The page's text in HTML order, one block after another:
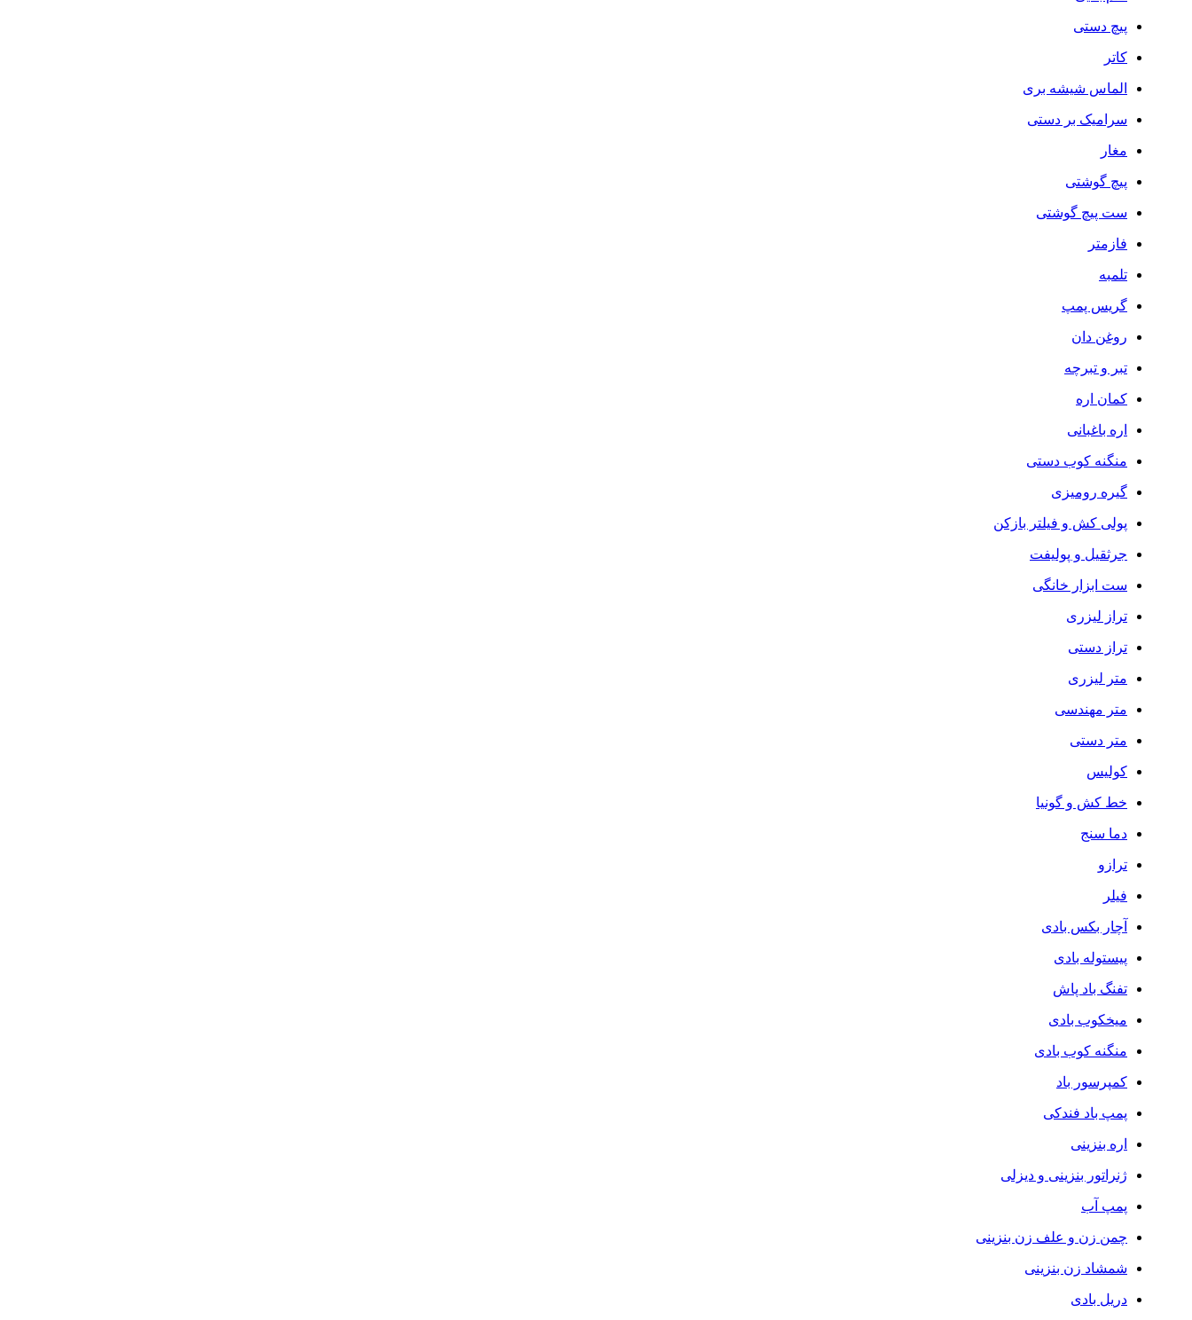
پیچ دستی
کاتر
الماس شیشه بری
سرامیک بر دستی
مغار
پیچ گوشتی
ست پیچ گوشتی
فازمتر
تلمبه
گریس پمپ
روغن دان
تبر و تبرچه
کمان اره
اره باغبانی
منگنه کوب دستی
گیره رومیزی
پولی کش و فیلتر بازکن
جرثقیل و پولیفت
ست ابزار خانگی
تراز لیزری
تراز دستی
متر لیزری
متر مهندسی
متر دستی
کولیس
خط کش و گونیا
دما سنج
ترازو
فیلر
آچار بکس بادی
پیستوله بادی
تفنگ باد پاش
میخکوب بادی
منگنه کوب بادی
کمپرسور باد
پمپ باد فندکی
اره بنزینی
ژنراتور بنزینی و دیزلی
پمپ آب
چمن زن و علف زن بنزینی
شمشاد زن بنزینی
دریل بادی